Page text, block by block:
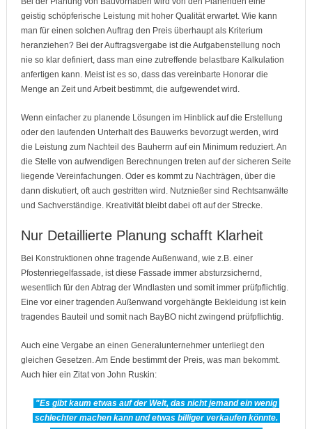
geistig schöpferische Leistung mit hoher Qualität erwartet. Wie kann
man für einen solchen Auftrag den Preis überhaupt als Kriterium
heranziehen? Bei der Auftragsvergabe ist die Aufgabenstellung noch
nie so klar definiert, dass man eine zutreffende belastbare Kalkulation
anfertigen kann. Meist ist es so, dass das vereinbarte Honorar die
Menge an Zeit und Arbeit bestimmt, die aufgewendet wird.
Wenn einfacher zu planende Lösungen im Hinblick auf die Erstellung
oder den laufenden Unterhalt des Bauwerks bevorzugt werden, wird
die Leistung zum Nachteil des Bauherrn auf ein Minimum reduziert. An
die Stelle von aufwendigen Berechnungen treten auf der sicheren Seite
liegende Vereinfachungen. Oder es kommt zu Nachträgen, über die
dann diskutiert, oft auch gestritten wird. Nutznießer sind Rechtsanwälte
und Sachverständige. Kreativität bleibt dabei oft auf der Strecke.
Nur Detaillierte Planung schafft Klarheit
Bei Konstruktionen ohne tragende Außenwand, wie z.B. einer
Pfostenriegelfassade, ist diese Fassade immer absturzsichernd,
wesentlich für den Abtrag der Windlasten und somit immer prüfpflichtig.
Eine vor einer tragenden Außenwand vorgehängte Bekleidung ist kein
tragendes Bauteil und somit nach BayBO nicht zwingend prüfpflichtig.
Auch eine Vergabe an einen Generalunternehmer unterliegt den
gleichen Gesetzen. Am Ende bestimmt der Preis, was man bekommt.
Auch hier ein Zitat von John Ruskin:
"Es gibt kaum etwas auf der Welt, das nicht jemand ein wenig
schlechtermachen kann und etwas billiger verkaufen könnte.